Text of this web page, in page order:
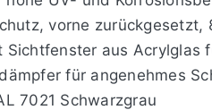
vorne
Sichtfenster aus
für angenehmes
7021 Schwarzgrau